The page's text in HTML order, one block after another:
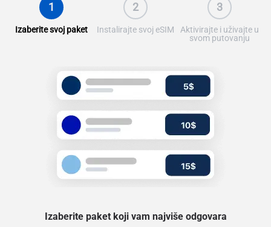
1
Izaberite svoj paket
2
Instalirajte svoj eSIM
3
Aktivirajte i uživajte u
svom putovanju
Izaberite paket koji vam najviše odgovara